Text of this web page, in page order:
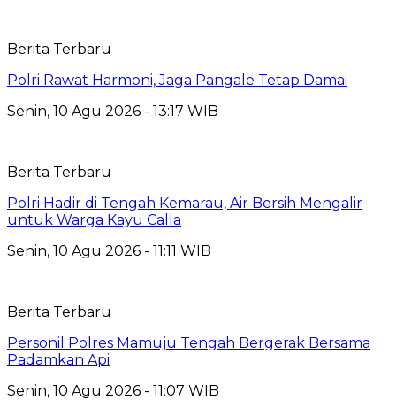
Berita Terbaru
Polri Rawat Harmoni, Jaga Pangale Tetap Damai
Senin, 10 Agu 2026 - 13:17 WIB
Berita Terbaru
Polri Hadir di Tengah Kemarau, Air Bersih Mengalir
untuk Warga Kayu Calla
Senin, 10 Agu 2026 - 11:11 WIB
Berita Terbaru
Personil Polres Mamuju Tengah Bergerak Bersama
Padamkan Api
Senin, 10 Agu 2026 - 11:07 WIB